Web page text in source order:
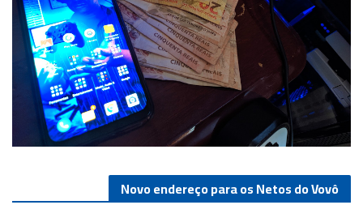
Novo endereço para os Netos do Vovô